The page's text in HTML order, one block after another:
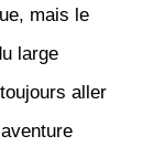
mais le
large
aller